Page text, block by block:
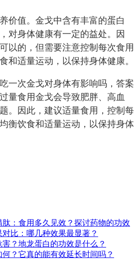
价值。金戈中含有丰富的蛋白
对身体健康有一定的益处。因
以的，但需要注意控制每次食用
和适量运动，以保持身体健康。
一次金戈对身体有影响吗，答案
量食用金戈会导致肥胖、高血
。因此，建议适量食用，控制每
衡饮食和适量运动，以保持身体
：食用多久见效？探讨药物的功效
比：哪几种效果最显著？
？地龙蛋白的功效是什么？
？它真的能有效延长时间吗？